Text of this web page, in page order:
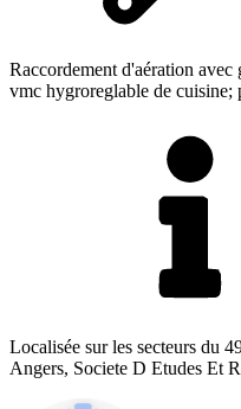
Raccordement d'aération
vmc hygroreglable de cuisine;
Localisée sur les secteurs du
Angers, Societe D Etudes Et